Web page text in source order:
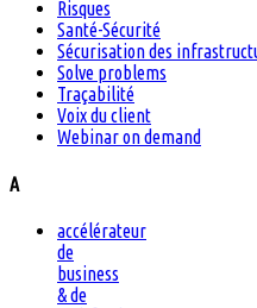
Risques
Santé-Sécurité
Sécurisation des
Solve problems
Traçabilité
Voix du client
Webinar on demand
A
accélérateur
de
business
& de